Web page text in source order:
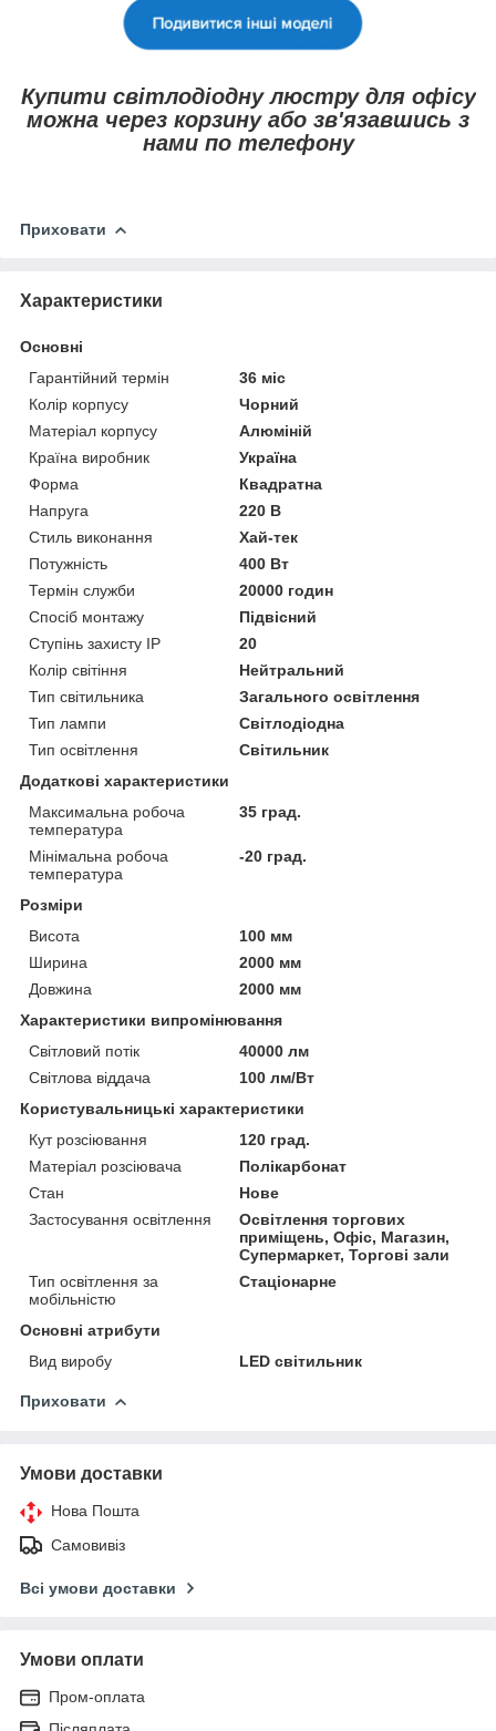
Купити світлодіодну люстру для офісу
можна через корзину або зв'язавшись з
нами по телефону
Приховати
Характеристики
Основні
Гарантійний термін
36 міс
Колір корпусу
Чорний
Матеріал корпусу
Алюміній
Країна виробник
Україна
Форма
Квадратна
Напруга
220 В
Стиль виконання
Хай-тек
Потужність
400 Вт
Термін служби
20000 годин
Спосіб монтажу
Підвісний
Ступінь захисту IP
20
Колір світіння
Нейтральний
Тип світильника
Загального освітлення
Тип лампи
Світлодіодна
Тип освітлення
Світильник
Додаткові характеристики
Максимальна робоча
температура
35 град.
Мінімальна робоча
температура
-20 град.
Розміри
Висота
100 мм
Ширина
2000 мм
Довжина
2000 мм
Характеристики випромінювання
Світловий потік
40000 лм
Світлова віддача
100 лм/Вт
Користувальницькі характеристики
Кут розсіювання
120 град.
Матеріал розсіювача
Полікарбонат
Стан
Нове
Застосування освітлення
Освітлення торгових
приміщень, Офіс, Магазин,
Супермаркет, Торгові зали
Тип освітлення за
мобільністю
Стаціонарне
Основні атрибути
Вид виробу
LED світильник
Приховати
Умови доставки
Нова Пошта
Самовивіз
Всі умови доставки
Умови оплати
Пром-оплата